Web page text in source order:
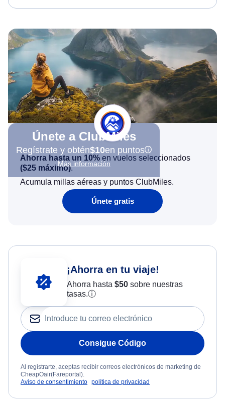
Únete a ClubMiles
Regístrate y obtén$10en puntos
Más información
Ahorra hasta un 10% en vuelos seleccionados
($25 máximo).
Acumula millas aéreas y puntos ClubMiles.
Únete gratis
¡Ahorra en tu viaje!
Ahorra hasta $50sobre nuestras
tasas.ⓘ
Consigue Código
Al registrarte, aceptas recibir correos electrónicos de marketing de
CheapOair(Fareportal).
Aviso de consentimiento política de privacidad